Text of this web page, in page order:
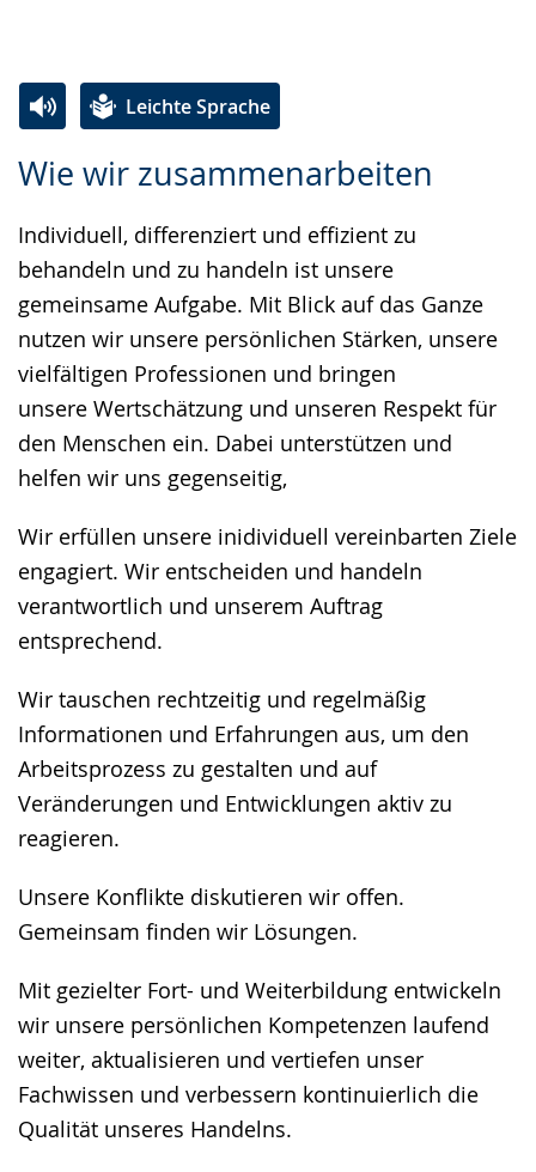
Wie wir zusammenarbeiten
Individuell, differenziert und effizient zu
behandeln und zu handeln ist unsere
gemeinsame Aufgabe. Mit Blick auf das Ganze
nutzen wir unsere persönlichen Stärken, unsere
vielfältigen Professionen und bringen
unsere Wertschätzung und unseren Respekt für
den Menschen ein. Dabei unterstützen und
helfen wir uns gegenseitig,
Wir erfüllen unsere inidividuell vereinbarten Ziele
engagiert. Wir entscheiden und handeln
verantwortlich und unserem Auftrag
entsprechend.
Wir tauschen rechtzeitig und regelmäßig
Informationen und Erfahrungen aus, um den
Arbeitsprozess zu gestalten und auf
Veränderungen und Entwicklungen aktiv zu
reagieren.
Unsere Konflikte diskutieren wir offen.
Gemeinsam finden wir Lösungen.
Mit gezielter Fort- und Weiterbildung entwickeln
wir unsere persönlichen Kompetenzen laufend
weiter, aktualisieren und vertiefen unser
Fachwissen und verbessern kontinuierlich die
Qualität unseres Handelns.
Leichte Sprache
Leichten
wechseln.
Audio-
Video
Deutscher
Gebärdensprache
wird
angezeigt.